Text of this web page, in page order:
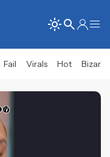
Fail Virals Hot Bizar